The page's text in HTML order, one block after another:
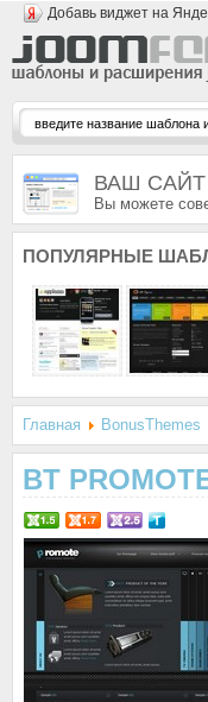
Добавь виджет на
ВАШ САЙТ
Вы можете
ПОПУЛЯРНЫЕ
Главная BonusThemes
BT